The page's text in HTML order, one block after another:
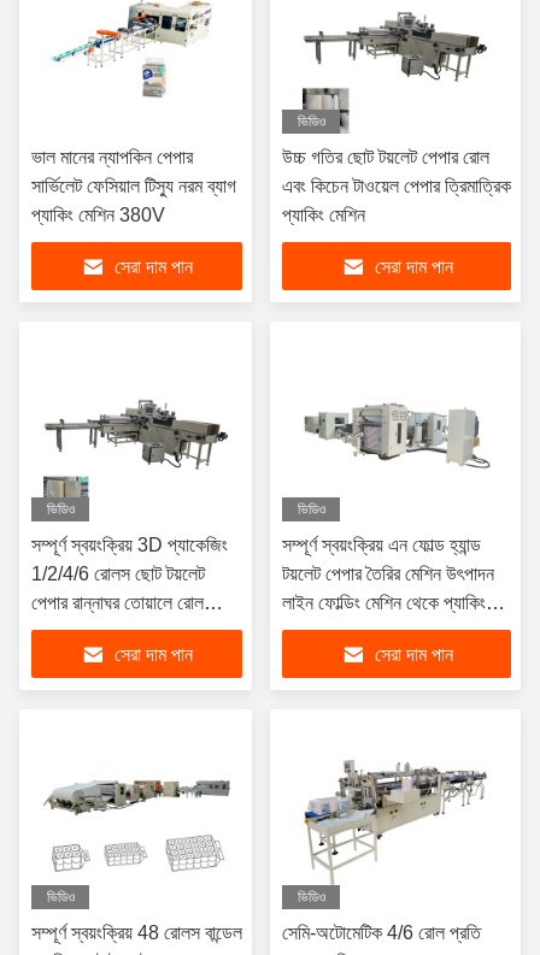
ভাল মানের ন্যাপকিন পেপার
সার্ভিলেট ফেসিয়াল টিস্যু নরম ব্যাগ
প্যাকিং মেশিন 380V
সেরা দাম পান
ভিডিও
উচ্চ গতির ছোট টয়লেট পেপার রোল
এবং কিচেন টাওয়েল পেপার ত্রিমাত্রিক
প্যাকিং মেশিন
সেরা দাম পান
ভিডিও
সম্পূর্ণ স্বয়ংক্রিয় 3D প্যাকেজিং
1/2/4/6 রোলস ছোট টয়লেট
পেপার রান্নাঘর তোয়ালে রোল
প্যাকিং মেশিন
সেরা দাম পান
ভিডিও
সম্পূর্ণ স্বয়ংক্রিয় এন ফোল্ড হ্যান্ড
টয়লেট পেপার তৈরির মেশিন উৎপাদন
লাইন ফোল্ডিং মেশিন থেকে প্যাকিং
মেশিন পর্যন্ত
সেরা দাম পান
ভিডিও
সম্পূর্ণ স্বয়ংক্রিয় 48 রোলস বান্ডেল
ভিডিও
সেমি-অটোমেটিক 4/6 রোল প্রতি